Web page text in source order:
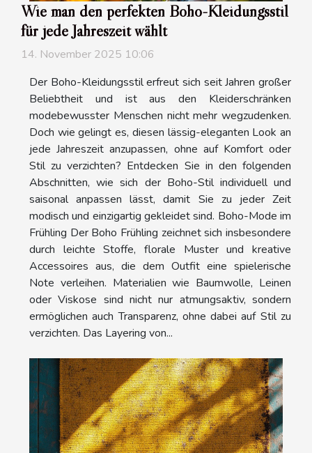
Wie man den perfekten Boho-Kleidungsstil
für jede Jahreszeit wählt
14. November 2025 10:06
Der Boho-Kleidungsstil erfreut sich seit Jahren großer
Beliebtheit und ist aus den Kleiderschränken
modebewusster Menschen nicht mehr wegzudenken.
Doch wie gelingt es, diesen lässig-eleganten Look an
jede Jahreszeit anzupassen, ohne auf Komfort oder
Stil zu verzichten? Entdecken Sie in den folgenden
Abschnitten, wie sich der Boho-Stil individuell und
saisonal anpassen lässt, damit Sie zu jeder Zeit
modisch und einzigartig gekleidet sind. Boho-Mode im
Frühling Der Boho Frühling zeichnet sich insbesondere
durch leichte Stoffe, florale Muster und kreative
Accessoires aus, die dem Outfit eine spielerische
Note verleihen. Materialien wie Baumwolle, Leinen
oder Viskose sind nicht nur atmungsaktiv, sondern
ermöglichen auch Transparenz, ohne dabei auf Stil zu
verzichten. Das Layering von...